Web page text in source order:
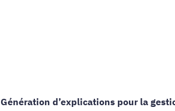
Génération d’explications pour la